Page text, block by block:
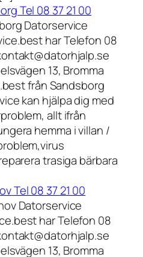
Tel 08 37 21 00
Datorservice
har Telefon 08
13, Bromma
från Sandsborg
kan hjälpa dig med
allt ifrån
hemma i villan /
trasiga bärbara
Tel 08 37 21 00
Datorservice
har Telefon 08
13, Bromma